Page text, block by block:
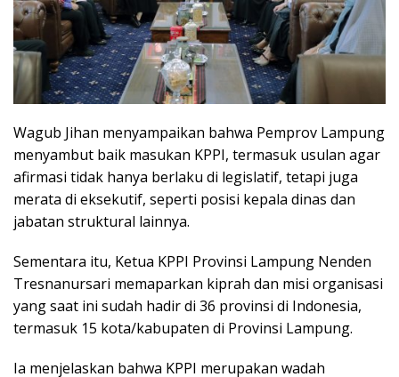
Wagub Jihan menyampaikan bahwa Pemprov Lampung
menyambut baik masukan KPPI, termasuk usulan agar
afirmasi tidak hanya berlaku di legislatif, tetapi juga
merata di eksekutif, seperti posisi kepala dinas dan
jabatan struktural lainnya.
Sementara itu, Ketua KPPI Provinsi Lampung Nenden
Tresnanursari memaparkan kiprah dan misi organisasi
yang saat ini sudah hadir di 36 provinsi di Indonesia,
termasuk 15 kota/kabupaten di Provinsi Lampung.
Ia menjelaskan bahwa KPPI merupakan wadah